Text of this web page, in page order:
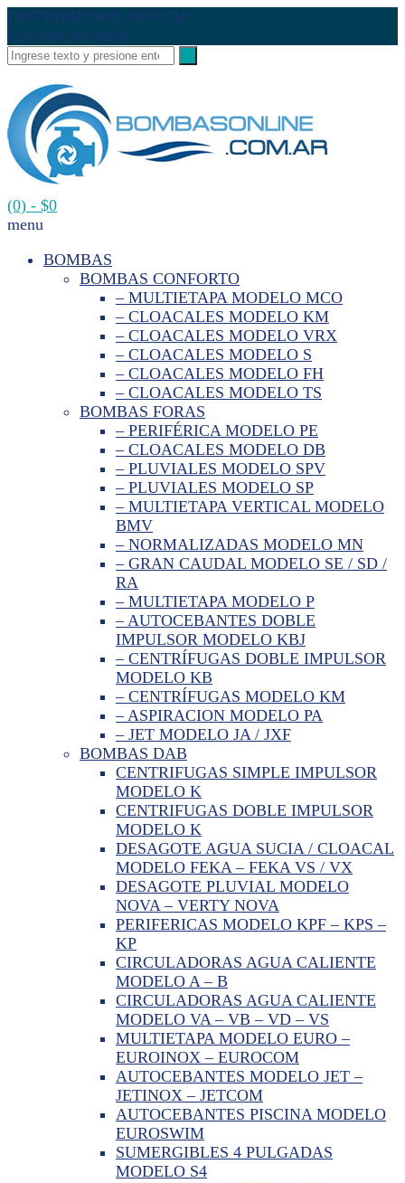
DISTRIBUIDOR OFICIAL
Envíenos un email
(0) - $0
menu
BOMBAS
BOMBAS CONFORTO
– MULTIETAPA MODELO MCO
– CLOACALES MODELO KM
– CLOACALES MODELO VRX
– CLOACALES MODELO S
– CLOACALES MODELO FH
– CLOACALES MODELO TS
BOMBAS FORAS
– PERIFÉRICA MODELO PE
– CLOACALES MODELO DB
– PLUVIALES MODELO SPV
– PLUVIALES MODELO SP
– MULTIETAPA VERTICAL MODELO
BMV
– NORMALIZADAS MODELO MN
– GRAN CAUDAL MODELO SE / SD /
RA
– MULTIETAPA MODELO P
– AUTOCEBANTES DOBLE
IMPULSOR MODELO KBJ
– CENTRÍFUGAS DOBLE IMPULSOR
MODELO KB
– CENTRÍFUGAS MODELO KM
– ASPIRACION MODELO PA
– JET MODELO JA / JXF
BOMBAS DAB
CENTRIFUGAS SIMPLE IMPULSOR
MODELO K
CENTRIFUGAS DOBLE IMPULSOR
MODELO K
DESAGOTE AGUA SUCIA / CLOACAL
MODELO FEKA – FEKA VS / VX
DESAGOTE PLUVIAL MODELO
NOVA – VERTY NOVA
PERIFERICAS MODELO KPF – KPS –
KP
CIRCULADORAS AGUA CALIENTE
MODELO A – B
CIRCULADORAS AGUA CALIENTE
MODELO VA – VB – VD – VS
MULTIETAPA MODELO EURO –
EUROINOX – EUROCOM
AUTOCEBANTES MODELO JET –
JETINOX – JETCOM
AUTOCEBANTES PISCINA MODELO
EUROSWIM
SUMERGIBLES 4 PULGADAS
MODELO S4